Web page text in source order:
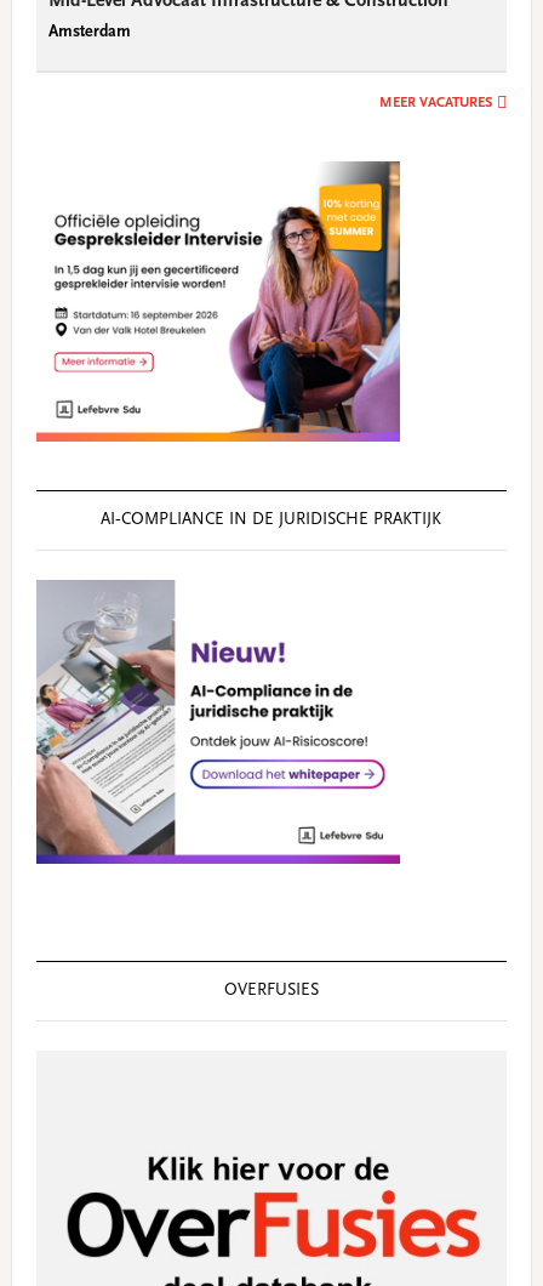
Amsterdam
MEER VACATURES
AI‑COMPLIANCE IN DE JURIDISCHE PRAKTIJK
OVERFUSIES